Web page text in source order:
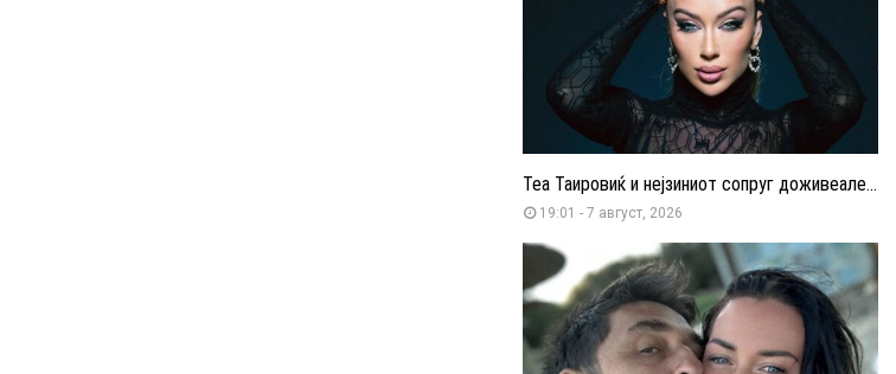
Теа Таировиќ и нејзиниот сопруг доживеале...
19:01 - 7 август, 2026